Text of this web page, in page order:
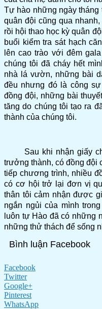
Tự hào những ngày tháng
quân đội cũng qua
rồi hội thao học kỳ quân
buổi kiểm tra sát hạch
lên cao trào với đêm
chúng tôi đã cháy hết
nhà lá vườn, những bài
đều nhưng đó là công
đồng đội, những bài
tăng do chúng tôi tạo ra
thành của chúng tôi.
Sau khi nhận giấy
trưởng thành, có đồng đội
tiếp chương trình, nhiều
có cơ hội trở lại đơn vị
thân tôi cảm nhận được
ngắn ngủi của mình
luôn tự Hào đã có những
những thử thách để sống
Bình luận Facebook
Facebook
Twitter
Google+
Pinterest
WhatsApp